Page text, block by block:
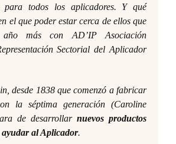
para todos los aplicadores. Y qué
el que poder estar cerca de ellos que
más con AD’IP Asociación
Sectorial del Aplicador
desde 1838 que comenzó a fabricar
la séptima generación (Caroline
de desarrollar nuevos productos
al Aplicador.